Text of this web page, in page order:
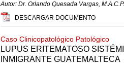
Autor: Dr. Orlando Quesada Vargas, M.A.C.P.
DESCARGAR DOCUMENTO
Caso Clinicopatológico Patológico
LUPUS ERITEMATOSO
INMIGRANTE GUATEMALTECA